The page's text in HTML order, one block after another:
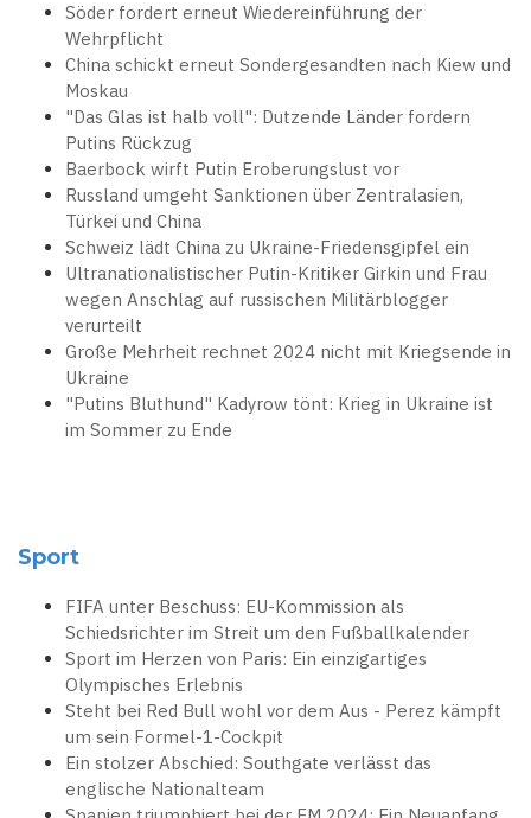
Söder fordert erneut Wiedereinführung der
Wehrpflicht
China schickt erneut Sondergesandten nach Kiew und
Moskau
"Das Glas ist halb voll": Dutzende Länder fordern
Putins Rückzug
Baerbock wirft Putin Eroberungslust vor
Russland umgeht Sanktionen über Zentralasien,
Türkei und China
Schweiz lädt China zu Ukraine-Friedensgipfel ein
Ultranationalistischer Putin-Kritiker Girkin und Frau
wegen Anschlag auf russischen Militärblogger
verurteilt
Große Mehrheit rechnet 2024 nicht mit Kriegsende in
Ukraine
"Putins Bluthund" Kadyrow tönt: Krieg in Ukraine ist
im Sommer zu Ende
Sport
FIFA unter Beschuss: EU-Kommission als
Schiedsrichter im Streit um den Fußballkalender
Sport im Herzen von Paris: Ein einzigartiges
Olympisches Erlebnis
Steht bei Red Bull wohl vor dem Aus - Perez kämpft
um sein Formel-1-Cockpit
Ein stolzer Abschied: Southgate verlässt das
englische Nationalteam